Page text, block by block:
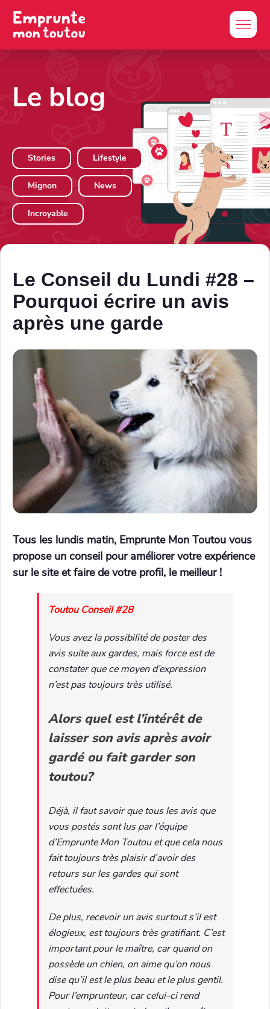
Le blog
Stories Lifestyle
Mignon News
Incroyable
Le Conseil du Lundi #28 –
Pourquoi écrire un avis
après une garde
Tous les lundis matin, Emprunte Mon Toutou vous
propose un conseil pour améliorer votre expérience
sur le site et faire de votre profil, le meilleur !
Toutou Conseil #28
Vous avez la possibilité de poster des
avis suite aux gardes, mais force est de
constater que ce moyen d’expression
n’est pas toujours très utilisé.
Alors quel est l’intérêt de
laisser son avis après avoir
gardé ou fait garder son
toutou?
Déjà, il faut savoir que tous les avis que
vous postés sont lus par l’équipe
d’Emprunte Mon Toutou et que cela nous
fait toujours très plaisir d’avoir des
retours sur les gardes qui sont
effectuées.
De plus, recevoir un avis surtout s’il est
élogieux, est toujours très gratifiant. C’est
important pour le maître, car quand on
possède un chien, on aime qu’on nous
dise qu’il est le plus beau et le plus gentil.
Pour l’emprunteur, car celui-ci rend